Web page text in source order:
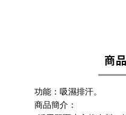
商
功能：吸濕排汗。
商品簡介：